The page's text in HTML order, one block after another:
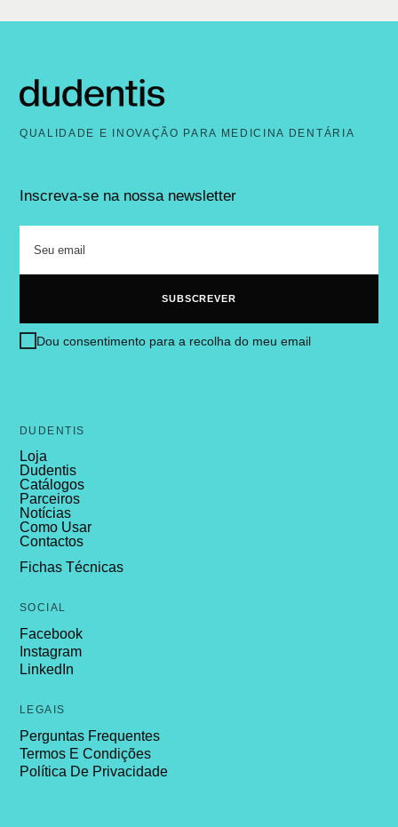
QUALIDADE E INOVAÇÃO PARA MEDICINA DENTÁRIA
Inscreva-se na nossa newsletter
Dou consentimento para a recolha do meu email
DUDENTIS
Loja
Dudentis
Catálogos
Parceiros
Notícias
Como Usar
Contactos
Fichas Técnicas
SOCIAL
Facebook
Instagram
LinkedIn
LEGAIS
Perguntas Frequentes
Termos E Condições
Política De Privacidade